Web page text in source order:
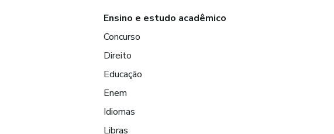
Ensino e estudo acadêmico
Concurso
Direito
Educação
Enem
Idiomas
Libras